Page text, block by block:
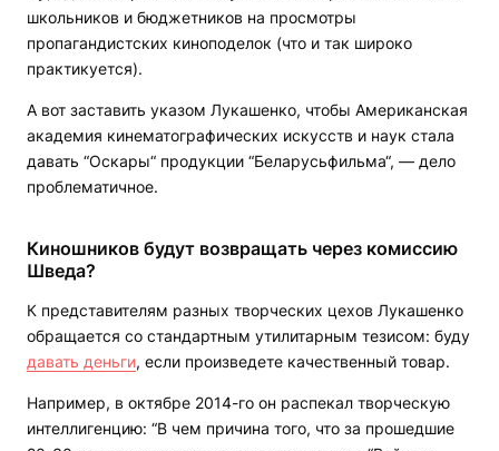
школьников и бюджетников на просмотры
пропагандистских киноподелок (что и так широко
практикуется).
А вот заставить указом Лукашенко, чтобы Американская
академия кинематографических искусств и наук стала
давать “Оскары“ продукции “Беларусьфильма“, — дело
проблематичное.
Киношников будут возвращать через комиссию
Шведа?
К представителям разных творческих цехов Лукашенко
обращается со стандартным утилитарным тезисом: буду
давать деньги, если произведете качественный товар.
Например, в октябре 2014-го он распекал творческую
интеллигенцию: “В чем причина того, что за прошедшие